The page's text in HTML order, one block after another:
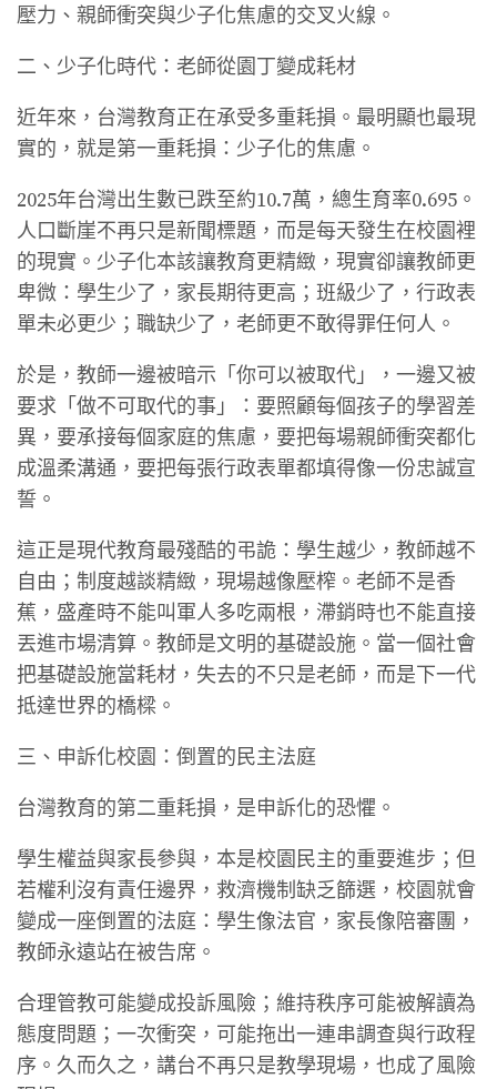
壓力、親師衝突與少子化焦慮的交叉火線。
二、少子化時代：老師從園丁變成耗材
近年來，台灣教育正在承受多重耗損。最明顯也最現
實的，就是第一重耗損：少子化的焦慮。
2025年台灣出生數已跌至約10.7萬，總生育率0.695。
人口斷崖不再只是新聞標題，而是每天發生在校園裡
的現實。少子化本該讓教育更精緻，現實卻讓教師更
卑微：學生少了，家長期待更高；班級少了，行政表
單未必更少；職缺少了，老師更不敢得罪任何人。
於是，教師一邊被暗示「你可以被取代」，一邊又被
要求「做不可取代的事」：要照顧每個孩子的學習差
異，要承接每個家庭的焦慮，要把每場親師衝突都化
成溫柔溝通，要把每張行政表單都填得像一份忠誠宣
誓。
這正是現代教育最殘酷的弔詭：學生越少，教師越不
自由；制度越談精緻，現場越像壓榨。老師不是香
蕉，盛產時不能叫軍人多吃兩根，滯銷時也不能直接
丟進市場清算。教師是文明的基礎設施。當一個社會
把基礎設施當耗材，失去的不只是老師，而是下一代
抵達世界的橋樑。
三、申訴化校園：倒置的民主法庭
台灣教育的第二重耗損，是申訴化的恐懼。
學生權益與家長參與，本是校園民主的重要進步；但
若權利沒有責任邊界，救濟機制缺乏篩選，校園就會
變成一座倒置的法庭：學生像法官，家長像陪審團，
教師永遠站在被告席。
合理管教可能變成投訴風險；維持秩序可能被解讀為
態度問題；一次衝突，可能拖出一連串調查與行政程
序。久而久之，講台不再只是教學現場，也成了風險